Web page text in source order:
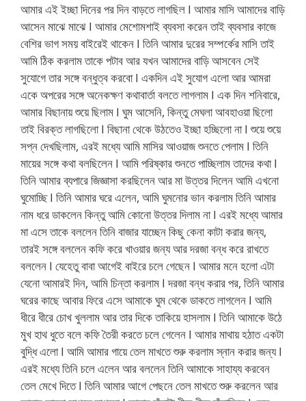
আমার এই ইচ্ছা দিনের পর দিন বাড়তে লাগছিল I আমার মাসি আমাদের বাড়ি
আসেন মাঝে মাঝে I আমার মেশোমশাই ব্যবসা করেন তাই ব্যবসার কাজে
বেশির ভাগ সময় বাইরেই থাকেন I তিনি আমার দুরের সম্পর্কের মাসি তাই
আমি ঠিক করলাম তাকে পটাব আর যখন আমাদের বাড়ি আসবেন সেই
সুযোগে তার সঙ্গে বন্ধুত্ব করবো I একদিন এই সুযোগ এলো আর আমরা
একে অপরের সঙ্গে অনেকক্ষণ কথাবার্তা বলতে লাগলাম I এক দিন শনিবারে,
আমার বিছানায় শুয়ে ছিলাম I ঘুম আসেনি, কিন্তু মেঘলা আবহাওয়া ছিলো
তাই বিরক্ত লাগছিলো I বিছানা থেকে উঠতেও ইচ্ছা হচ্ছিলো না I শুয়ে শুয়ে
সপ্ন দেখছিলাম, এরই মধ্যে আমি মাসির আওয়াজ শুনতে পেলাম I তিনি
মায়ের সঙ্গে কথা বলছিলেন I আমি পরিষ্কার শুনতে পাচ্ছিলাম তাদের কথা I
তিনি আমার ব্যপারে জিজ্ঞাসা করছিলেন আর মা উত্তর দিলেন আমি এখনো
ঘুমোচ্ছি I তিনি আমার ঘরে এলেন, আমি ঘুমনোর ভান করলাম তিনি আমার
নাম ধরে ডাকলেন কিন্তু আমি কোনো উত্তর দিলাম না I এরই মধ্যে আমার
মা এসে তাকে বললেন তিনি বাজার যাচ্ছেন কিছু কেনা কাটা করার জন্য,
তারই সঙ্গে বললেন কফি করে খাওয়ার জন্য আর দরজা বন্ধ করে রাখতে
বললেন I যেহেতু বাবা আগেই বাইরে চলে গেছেন I আমার মনে হলো এটা
যেনো আমারই দিন, আমি চিন্তা করলাম I দরজা বন্ধ করার পর, তিনি আমার
ঘরের কাছে আবার ফিরে এসে আমাকে ঘুম থেকে ডাকতে লাগলেন I আমি
ধীরে ধীরে চোখ খুললাম আর তার দিকে তাকিয়ে হাসলাম I তিনি আমাকে উঠে
মুখ হাথ ধুতে বলে কফি তৈরী করতে চলে গেলেন I আমার মাথায় হঠাত একটা
বুদ্ধি এলো I আমি আমার গায়ে তেল মাখতে শুরু করলাম স্নান করার জন্য I
এরই মধ্যে তিনি চলে এলেন আর বললেন তিনি আমাকে সাহায্য করবেন
তেল মেখে দিতে I তিনি আমার আগে পেছনে তেল মাখতে শুরু করলেন আর